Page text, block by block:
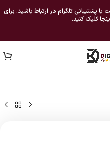
پشتیبانی تلگرام در ارتباط باشید. برای
کلیک کنید.